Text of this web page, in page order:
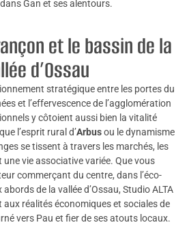
Gan et ses alentours.
et le bassin de la
d’Ossau
stratégique entre les portes du
et l’effervescence de l’agglomération
y côtoient aussi bien la vitalité
l’esprit rural d’Arbusou le dynamisme
se tissent à travers les marchés, les
vie associative variée. Que vous
commerçant du centre, dans l’éco-
de la vallée d’Ossau, Studio ALTA
réalités économiques et sociales de
vers Pau et fier de ses atouts locaux.